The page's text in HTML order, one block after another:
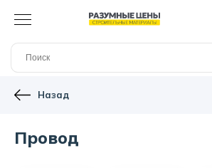
Назад
Провод